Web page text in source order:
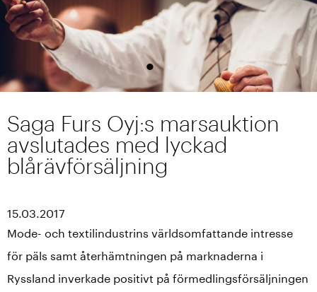
1
Saga Furs Oyj:s marsauktion
avslutades med lyckad
blårävförsäljning
15.03.2017
Mode- och textilindustrins världsomfattande intresse
för päls samt återhämtningen på marknaderna i
Ryssland inverkade positivt på förmedlingsförsäljningen